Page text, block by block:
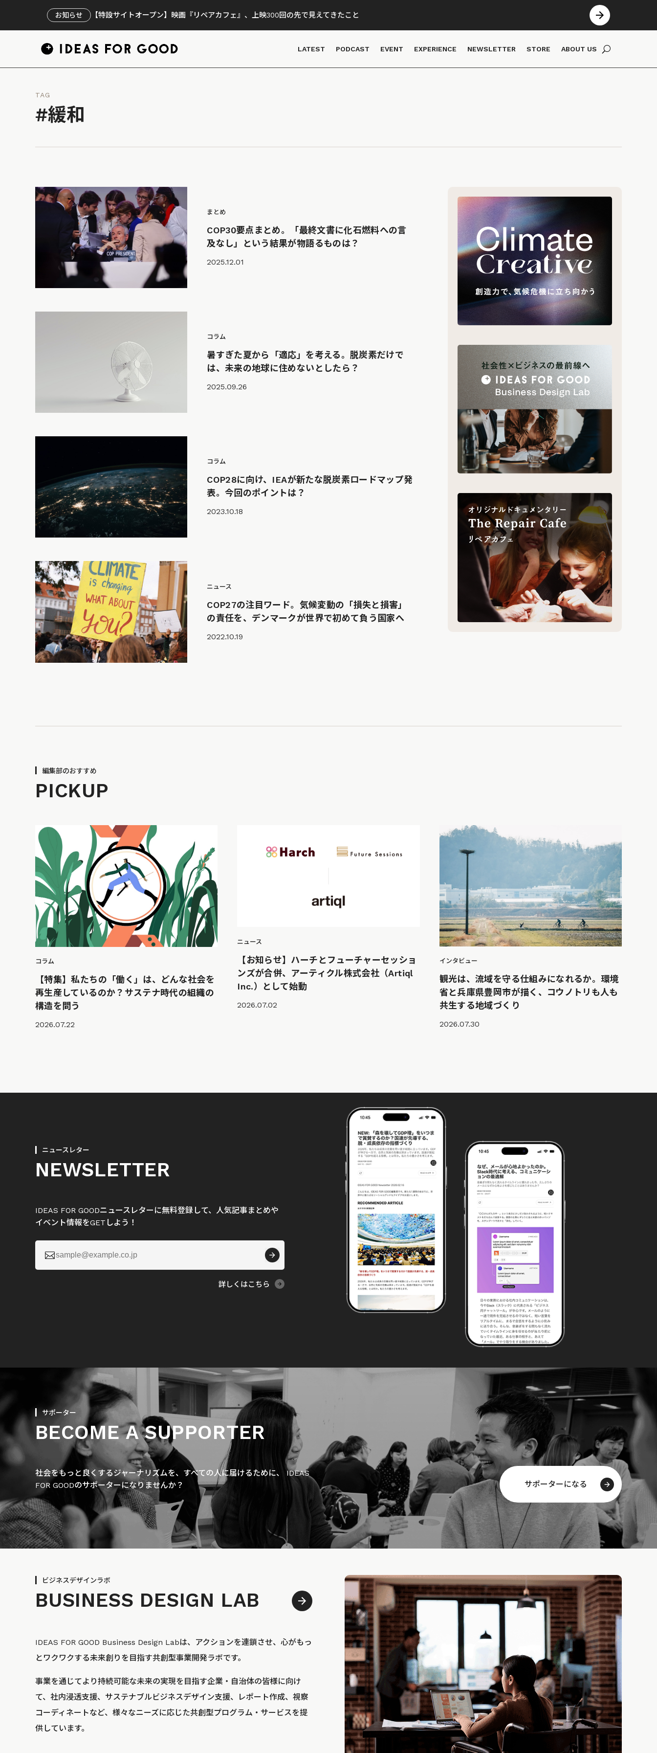
お知らせ 【特設サイトオープン】映画『リペアカフェ』、上映300回の先で見えてきたこと
LATEST PODCAST EVENT EXPERIENCE NEWSLETTER STORE ABOUT US
TAG
#緩和
まとめ
COP30要点まとめ。「最終文書に化石燃料への言
及なし」という結果が物語るものは？
2025.12.01
コラム
暑すぎた夏から「適応」を考える。脱炭素だけで
は、未来の地球に住めないとしたら？
2025.09.26
コラム
COP28に向け、IEAが新たな脱炭素ロードマップ発
表。今回のポイントは？
2023.10.18
ニュース
COP27の注目ワード。気候変動の「損失と損害」
の責任を、デンマークが世界で初めて負う国家へ
2022.10.19
編集部のおすすめ
PICKUP
コラム
【特集】私たちの「働く」は、どんな社会を
再生産しているのか？サステナ時代の組織の
構造を問う
2026.07.22
ニュース
【お知らせ】ハーチとフューチャーセッショ
ンズが合併、アーティクル株式会社（Artiql
Inc.）として始動
2026.07.02
インタビュー
観光は、流域を守る仕組みになれるか。環境
省と兵庫県豊岡市が描く、コウノトリも人も
共生する地域づくり
2026.07.30
ニュースレター
NEWSLETTER
IDEAS FOR GOODニュースレターに無料登録して、人気記事まとめや
イベント情報をGETしよう！

詳しくはこちら
サポーター
BECOME A SUPPORTER
社会をもっと良くするジャーナリズムを、すべての人に届けるために、 IDEAS
FOR GOODのサポーターになりませんか？
サポーターになる
ビジネスデザインラボ
BUSINESS DESIGN LAB
IDEAS FOR GOOD Business Design Labは、アクションを連鎖させ、心がもっ
とワクワクする未来創りを目指す共創型事業開発ラボです。
事業を通じてより持続可能な未来の実現を目指す企業・自治体の皆様に向け
て、社内浸透支援、サステナブルビジネスデザイン支援、レポート作成、視察
コーディネートなど、様々なニーズに応じた共創型プログラム・サービスを提
供しています。